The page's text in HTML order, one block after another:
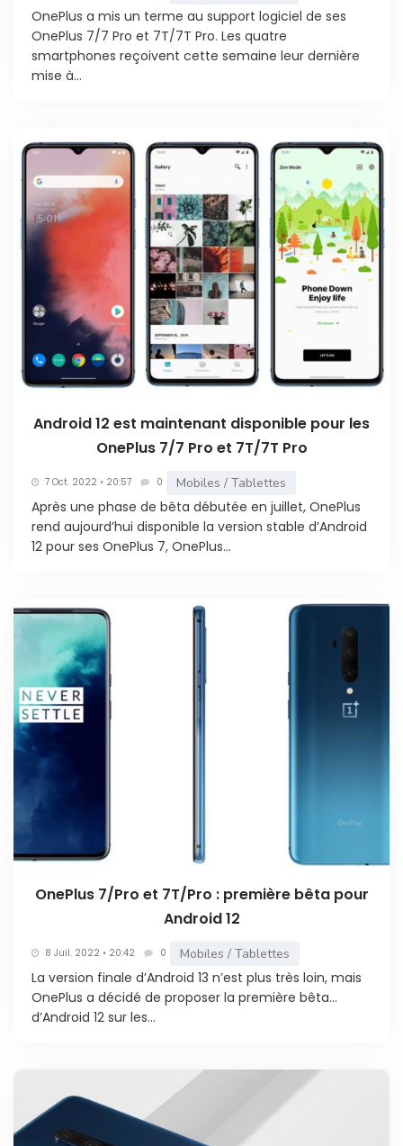
OnePlus a mis un terme au support logiciel de ses
OnePlus 7/7 Pro et 7T/7T Pro. Les quatre
smartphones reçoivent cette semaine leur dernière
mise à...
Android 12 est maintenant disponible pour les
OnePlus 7/7 Pro et 7T/7T Pro
7 Oct. 2022 • 20:57 0 Mobiles / Tablettes
Après une phase de bêta débutée en juillet, OnePlus
rend aujourd’hui disponible la version stable d’Android
12 pour ses OnePlus 7, OnePlus...
OnePlus 7/Pro et 7T/Pro : première bêta pour
Android 12
8 Juil. 2022 • 20:42 0 Mobiles / Tablettes
La version finale d’Android 13 n’est plus très loin, mais
OnePlus a décidé de proposer la première bêta…
d’Android 12 sur les...